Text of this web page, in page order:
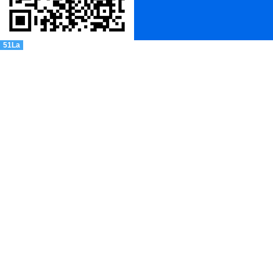
51La